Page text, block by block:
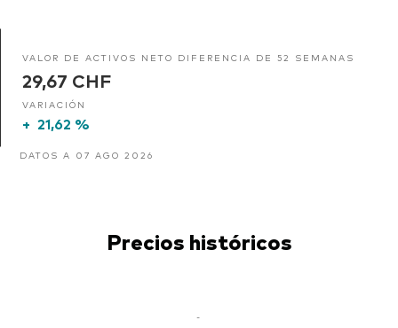
VALOR DE ACTIVOS NETO DIFERENCIA DE 52 SEMANAS
29,67 CHF
VARIACIÓN
+ 21,62 %
DATOS A 07 AGO 2026
Precios históricos
-